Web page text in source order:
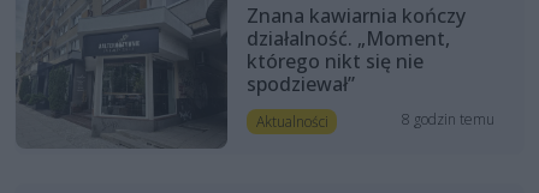
Znana kawiarnia kończy
działalność. „Moment,
którego nikt się nie
spodziewał”
Aktualności 8 godzin temu